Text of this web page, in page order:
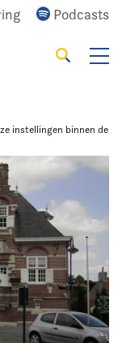
Podcasts
Zoeken
instellingen binnen de